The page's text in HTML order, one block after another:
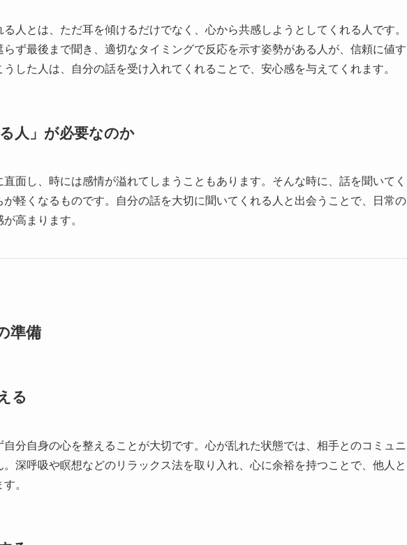
人とは、ただ耳を傾けるだけでなく、心から共感しようとしてくれる人です。
ず最後まで聞き、適切なタイミングで反応を示す姿勢がある人が、信頼に値す
した人は、自分の話を受け入れてくれることで、安心感を与えてくれます。
人」が必要なのか
面し、時には感情が溢れてしまうこともあります。そんな時に、話を聞いてく
軽くなるものです。自分の話を大切に聞いてくれる人と出会うことで、日常の
高まります。
準備
る
分自身の心を整えることが大切です。心が乱れた状態では、相手とのコミュニ
深呼吸や瞑想などのリラックス法を取り入れ、心に余裕を持つことで、他人と
。